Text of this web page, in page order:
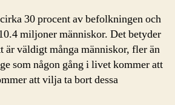
Sverige
för
av
åderbråck?
30 procent av befolkningen och
miljoner människor. Det betyder
är väldigt många människor, fler än
som någon gång i livet kommer att
att vilja ta bort dessa